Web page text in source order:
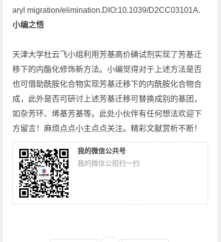
aryl migration/elimination.DIO:10.1039/D2CC03101A.
小编之悟
天津大学杜云飞小组利用芳基高价碘试剂实现了芳基迁
移下的内酯化修饰新方法。小编觉得对于上述方法是否
也可借助酰胺化合物实现芳基迁移下的内酰胺化合物合
成，此外是否可研讨上述芳基迁移可替换成别的基团，
如杂芳环、烯基芳基等。此处小伙伴有任何想法欢迎下
方留言！麻烦点点小主点点关注。精彩文献赏析不断！
我的微信公共号
我的微信公招扫一扫